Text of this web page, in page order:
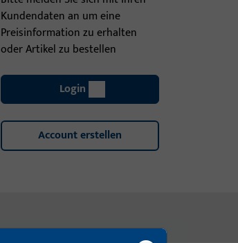
Kundendaten an um eine
Preisinformation zu erhalten
oder Artikel zu bestellen
Login
Account erstellen